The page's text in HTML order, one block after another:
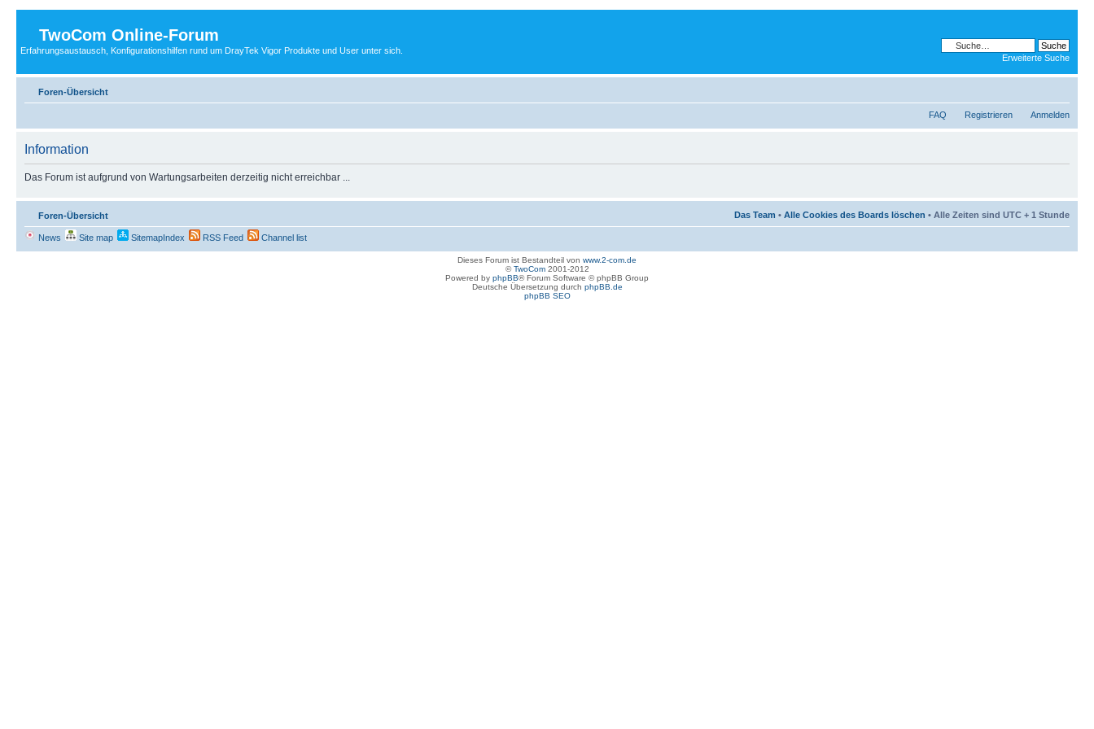
TwoCom Online-Forum
Erfahrungsaustausch, Konfigurationshilfen rund um DrayTek Vigor Produkte und User unter sich.
Erweiterte Suche
Foren-Übersicht
FAQ Registrieren Anmelden
Information
Das Forum ist aufgrund von Wartungsarbeiten derzeitig nicht erreichbar ...
Foren-Übersicht Das Team • Alle Cookies des Boards löschen • Alle Zeiten sind UTC + 1 Stunde
News Site map SitemapIndex RSS Feed Channel list
Dieses Forum ist Bestandteil von www.2-com.de
©TwoCom2001-2012
Powered by phpBB® Forum Software © phpBB Group
Deutsche Übersetzung durch phpBB.de
phpBB SEO